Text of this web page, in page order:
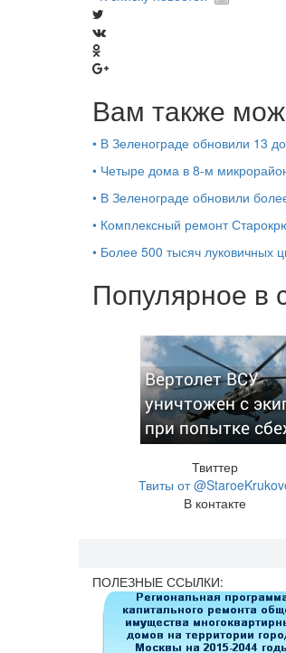
Вам также
• В Зеленограде обновили 13
• Четыре дома в 8-м
• В Зеленограде обновили
• Комплексный ремонт
• Более 500 тысяч луковичных
Популярное в
Вертолет ВСУ
уничтожен с
при попытке
Твиттер
Твиты от
В контакте
ПОЛЕЗНЫЕ ССЫЛКИ: